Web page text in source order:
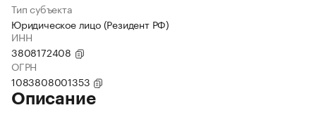
Тип субъекта
Юридическое лицо (Резидент РФ)
ИНН
3808172408
ОГРН
1083808001353
Описание